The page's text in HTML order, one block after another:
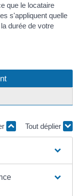
que le locataire
s'appliquent quelle
durée de votre
Tout déplier